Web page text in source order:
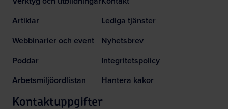
Artiklar
Webbinarier och event
Poddar
Arbetsmiljöordlistan
Lediga tjänster
Nyhetsbrev
Integritetspolicy
Hantera kakor
Kontaktuppgifter